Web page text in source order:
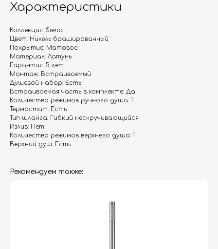
Характеристики
Коллекция: Siena
Цвет: Никель брашированный
Покрытие: Матовое
Материал: Латунь
Гарантия: 5 лет
Монтаж: Встраиваемый
Душевой набор: Есть
Встраиваемая часть в комплекте: Да
Количество режимов ручного душа: 1
Термостат: Есть
Тип шланга: Гибкий нескручивающийся
Излив: Нет
Количество режимов верхнего душа: 1
Верхний душ: Есть
Рекомендуем также:
Дизайнерам